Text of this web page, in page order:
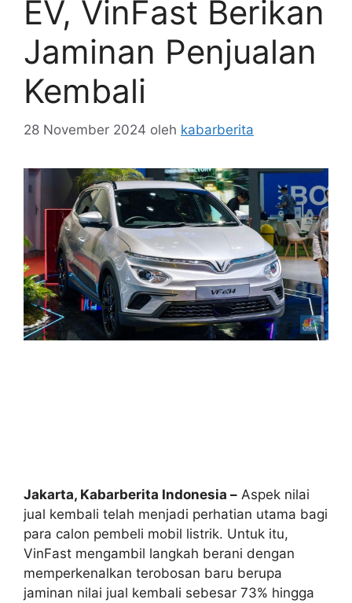
EV, VinFast Berikan
Jaminan Penjualan
Kembali
28 November 2024 oleh kabarberita
Jakarta, Kabarberita Indonesia – Aspek nilai
jual kembali telah menjadi perhatian utama bagi
para calon pembeli mobil listrik. Untuk itu,
VinFast mengambil langkah berani dengan
memperkenalkan terobosan baru berupa
jaminan nilai jual kembali sebesar 73% hingga